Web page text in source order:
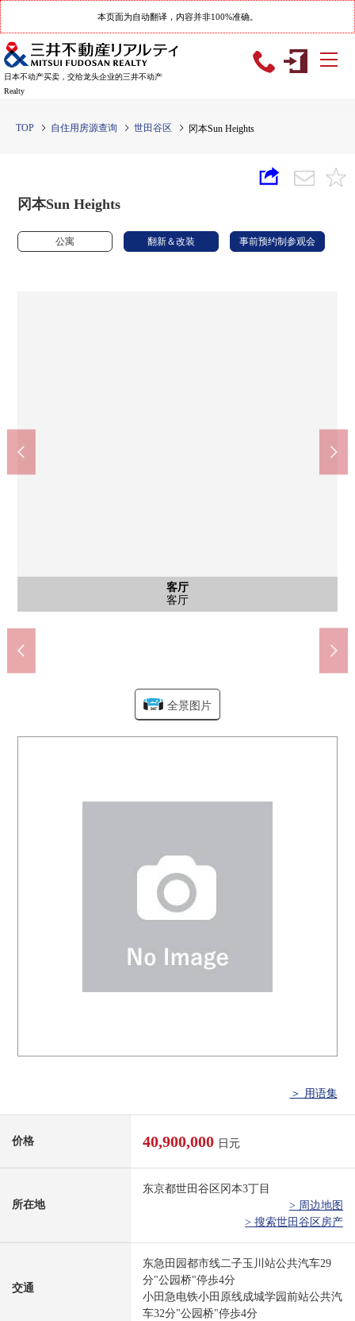
本页面为自动翻译，内容并非100%准确。
日本不动产买卖，交给龙头企业的三井不动产
Realty
TOP 自住用房源查询 世田谷区 冈本Sun Heights
冈本Sun Heights
公寓 翻新＆改装 事前预约制参观会
客厅
客厅
外观
外观
客厅
客厅
客厅
客厅
厨房
厨房
厨房
厨房
厕所
厕所
洗脸
洗脸
洗脸
盥洗台
公共汽车
公共汽车
室内
室内
室内
室内
室内
室内
室内
室内
室内
室内
风景
风景
外观
外观
入口
入口
共有部分
自行车场地
其他
前面道路
峰会商店成城商店(约980m)
全家便利店镰田水神桥店(约510m)
砧公园(约530m)
世田谷区立砧南小学(约670m)
世田谷区立砧南中学校(约730m)
全景图片
＞ 用语集
价格 40,900,000 日元
所在地
东京都世田谷区冈本3丁目
> 周边地图
> 搜索世田谷区房产
交通
东急田园都市线二子玉川站公共汽车29
分"公园桥"停歩4分
小田急电铁小田原线成城学园前站公共汽
车32分"公园桥"停歩4分